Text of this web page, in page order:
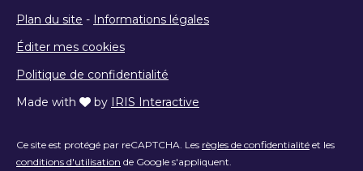
Plan du site - Informations légales
Éditer mes cookies
Politique de confidentialité
Made with
by IRIS Interactive
Ce site est protégé par reCAPTCHA. Les règles de confidentialité et les
conditions d'utilisation de Google s'appliquent.